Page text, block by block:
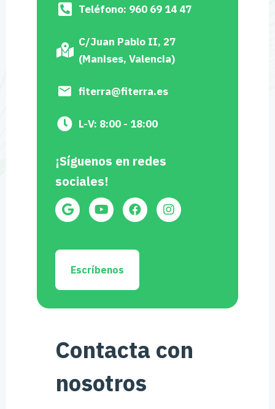
Teléfono: 960 69 14 47
C/Juan Pablo II, 27
(Manises, Valencia)
fiterra@fiterra.es
L-V: 8:00 - 18:00
¡Síguenos en redes
sociales!
Escríbenos
Contacta con
nosotros